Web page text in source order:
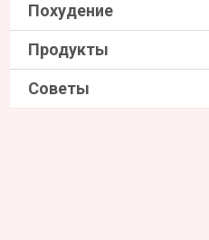
Похудение
Продукты
Советы